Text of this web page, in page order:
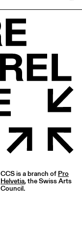
CCS is a branch of Pro
Helvetia, the Swiss Arts
Council.